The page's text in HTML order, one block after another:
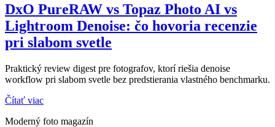
DxO PureRAW vs Topaz Photo AI vs
Lightroom Denoise: čo hovoria recenzie
pri slabom svetle
Praktický review digest pre fotografov, ktorí riešia denoise
workflow pri slabom svetle bez predstierania vlastného benchmarku.
Čítať viac
Moderný foto magazín